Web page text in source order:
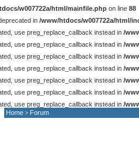
w007722a/html/mainfile.php on line 88
in /www/htdocs/w007722a/html/
use preg_replace_callback instead in /
use preg_replace_callback instead in /
use preg_replace_callback instead in /
use preg_replace_callback instead in /
use preg_replace_callback instead in /
use preg_replace_callback instead in /
use preg_replace_callback instead in /
Home> Forum